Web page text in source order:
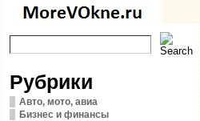
Рубрики
Авто, мото, авиа
Бизнес и финансы